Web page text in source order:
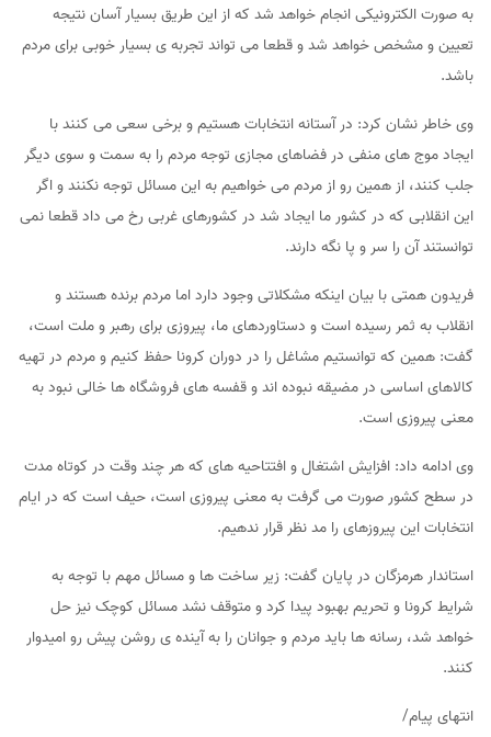
به صورت الکترونیکی انجام خواهد شد که از این طریق بسیار آسان نتیجه
تعیین و مشخص خواهد شد و قطعا می تواند تجربه ی بسیار خوبی برای مردم
باشد.
وی خاطر نشان کرد: در آستانه انتخابات هستیم و برخی سعی می کنند با
ایجاد موج های منفی در فضاهای مجازی توجه مردم را به سمت و سوی دیگر
جلب کنند، از همین رو از مردم می خواهیم به این مسائل توجه نکنند و اگر
این انقلابی که در کشور ما ایجاد شد در کشورهای غربی رخ می داد قطعا نمی
توانستند آن را سر و پا نگه دارند.
فریدون همتی با بیان اینکه مشکلاتی وجود دارد اما مردم برنده هستند و
انقلاب به ثمر رسیده است و دستاوردهای ما، پیروزی برای رهبر و ملت است،
گفت: همین که توانستیم مشاغل را در دوران کرونا حفظ کنیم و مردم در تهیه
کالاهای اساسی در مضیقه نبوده اند و قفسه های فروشگاه ها خالی نبود به
معنی پیروزی است.
وی ادامه داد: افزایش اشتغال و افتتاحیه های که هر چند وقت در کوتاه مدت
در سطح کشور صورت می گرفت به معنی پیروزی است، حیف است که در ایام
انتخابات این پیروزهای را مد نظر قرار ندهیم.
استاندار هرمزگان در پایان گفت: زیر ساخت ها و مسائل مهم با توجه به
شرایط کرونا و تحریم بهبود پیدا کرد و متوقف نشد مسائل کوچک نیز حل
خواهد شد، رسانه ها باید مردم و جوانان را به آینده ی روشن پیش رو امیدوار
کنند.
انتهای پیام/